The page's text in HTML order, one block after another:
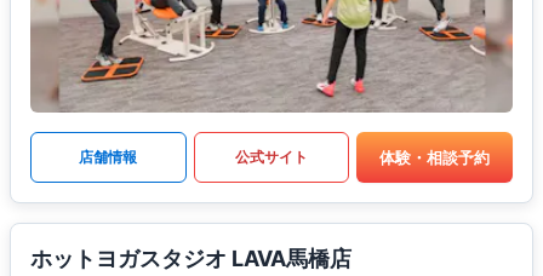
店舗情報 公式サイト 体験・相談予約
ホットヨガスタジオ LAVA馬橋店